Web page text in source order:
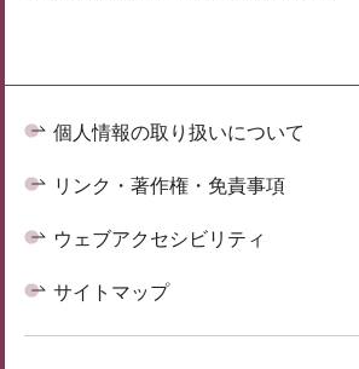
個人情報の取り扱いについて
リンク・著作権・免責事項
ウェブアクセシビリティ
サイトマップ